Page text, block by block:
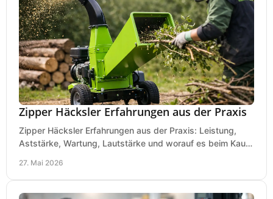
Zipper Häcksler Erfahrungen aus der Praxis
Zipper Häcksler Erfahrungen aus der Praxis: Leistung,
Aststärke, Wartung, Lautstärke und worauf es beim Kauf
27. Mai 2026